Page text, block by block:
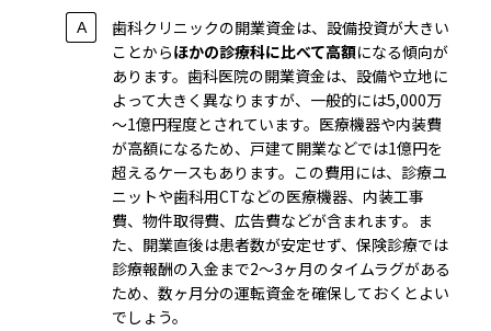
歯科クリニックの開業資金は、設備投資が大きい
ことからほかの診療科に比べて高額になる傾向が
あります。歯科医院の開業資金は、設備や立地に
よって大きく異なりますが、一般的には5,000万
～1億円程度とされています。医療機器や内装費
が高額になるため、戸建て開業などでは1億円を
超えるケースもあります。この費用には、診療ユ
ニットや歯科用CTなどの医療機器、内装工事
費、物件取得費、広告費などが含まれます。ま
た、開業直後は患者数が安定せず、保険診療では
診療報酬の入金まで2～3ヶ月のタイムラグがある
ため、数ヶ月分の運転資金を確保しておくとよい
でしょう。